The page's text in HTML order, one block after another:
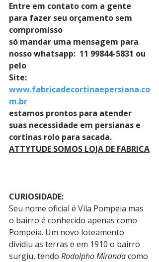
Entre em contato com a gente
para fazer seu orçamento sem
compromisso
só mandar uma mensagem para
nosso whatsapp:  11 99844-5831 ou
pelo
Site:
www.fabricadecortinaepersiana.co
m.br
estamos prontos para atender
suas necessidade em persianas e
cortinas rolo para sacada.
ATTYTUDE SOMOS LOJA DE FABRICA
CURIOSIDADE:
Seu nome oficial é Vila Pompeia mas
o bairro é conhecido apenas como
Pompeia. Um novo loteamento
dividiu as terras e em 1910 o bairro
surgiu, tendo Rodolpho Miranda como